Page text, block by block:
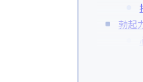
勃起